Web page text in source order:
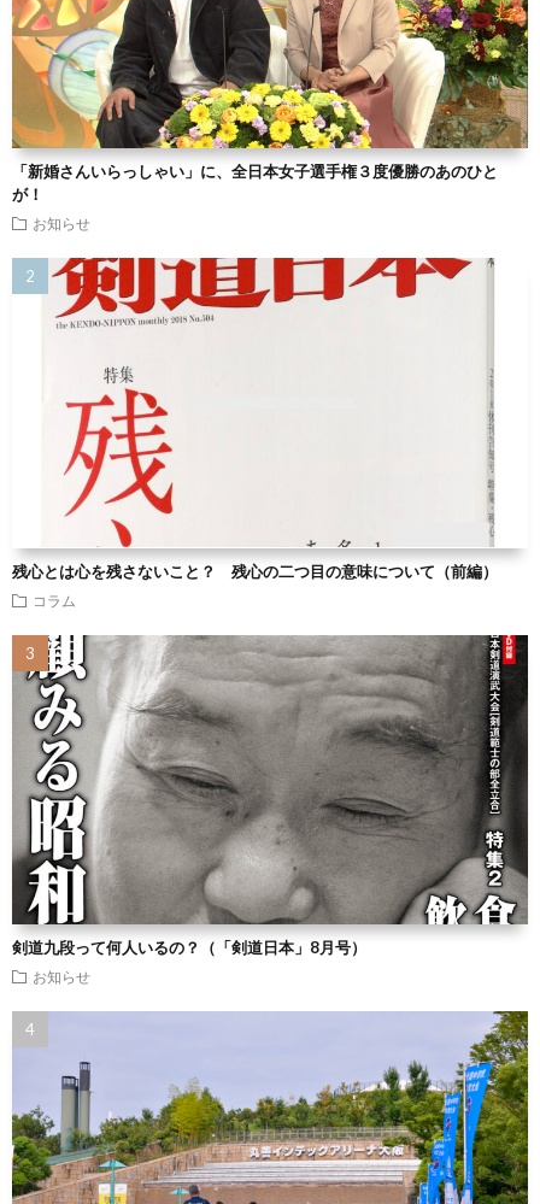
「新婚さんいらっしゃい」に、全日本女子選手権３度優勝のあのひと
が！
お知らせ
残心とは心を残さないこと？ 残心の二つ目の意味について（前編）
コラム
剣道九段って何人いるの？（「剣道日本」8月号）
お知らせ